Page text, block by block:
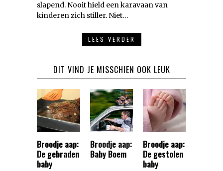
slapend. Nooit hield een karavaan van
kinderen zich stiller. Niet…
LEES VERDER
DIT VIND JE MISSCHIEN OOK LEUK
Broodje aap:
De gebraden
baby
Broodje aap:
Baby Boem
Broodje aap:
De gestolen
baby